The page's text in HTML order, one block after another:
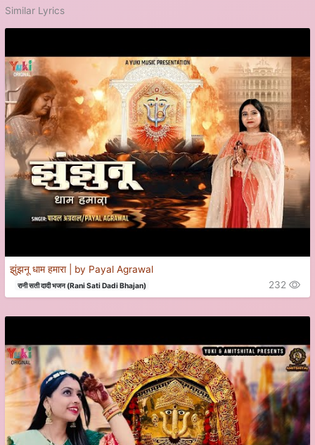
Similar Lyrics
झुंझनू धाम हमारा | by Payal Agrawal
रानी सती दादी भजन (Rani Sati Dadi Bhajan) 232